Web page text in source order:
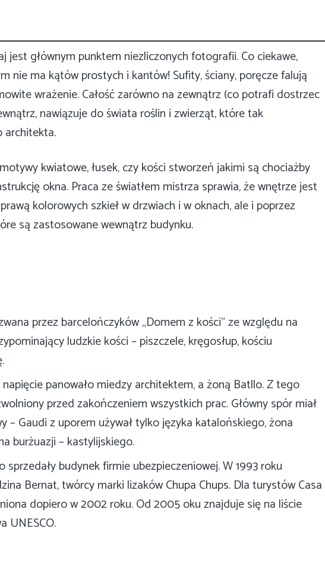
jest głównym punktem niezliczonych fotografii. Co ciekawe,
nie ma kątów prostych i kantów! Sufity, ściany, poręcze falują
wrażenie. Całość zarówno na zewnątrz (co potrafi dostrzec
nawiązuje do świata roślin i zwierząt, które tak
architekta.
kwiatowe, łusek, czy kości stworzeń jakimi są chociażby
okna. Praca ze światłem mistrza sprawia, że wnętrze jest
kolorowych szkieł w drzwiach i w oknach, ale i poprzez
są zastosowane wewnątrz budynku.
przez barcelończyków „Domem z kości” ze względu na
ludzkie kości – piszczele, kręgosłup, kościu
panowało miedzy architektem, a żoną Batllo. Z tego
przed zakończeniem wszystkich prac. Główny spór miał
– Gaudi z uporem używał tylko języka katalońskiego, żona
burżuazji – kastylijskiego.
sprzedały budynek firmie ubezpieczeniowej. W 1993 roku
Bernat, twórcy marki lizaków Chupa Chups. Dla turystów Casa
dopiero w 2002 roku. Od 2005 oku znajduje się na liście
UNESCO.